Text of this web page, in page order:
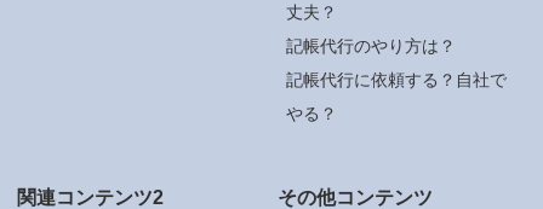
丈夫？
記帳代行のやり方は？
記帳代行に依頼する？自社で
やる？
関連コンテンツ2 その他コンテンツ